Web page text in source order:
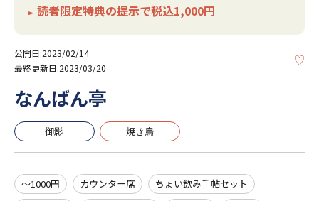
► 読者限定特典の提示で税込1,000円
公開日:2023/02/14
最終更新日:2023/03/20
なんばん亭
御影 焼き鳥
～1000円 カウンター席
ちょい飲み手帖セット